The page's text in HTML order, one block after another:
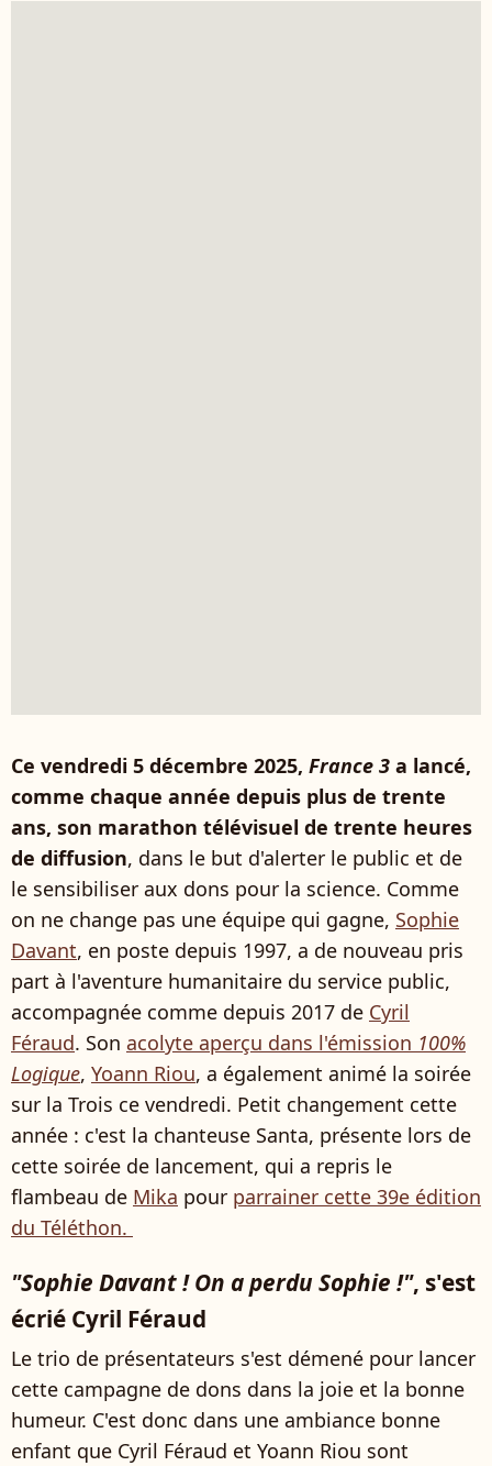
Ce vendredi 5 décembre 2025, France 3 a lancé,
comme chaque année depuis plus de trente
ans, son marathon télévisuel de trente heures
de diffusion, dans le but d'alerter le public et de
le sensibiliser aux dons pour la science. Comme
on ne change pas une équipe qui gagne, Sophie
Davant, en poste depuis 1997, a de nouveau pris
part à l'aventure humanitaire du service public,
accompagnée comme depuis 2017 de Cyril
Féraud. Son acolyte aperçu dans l'émission 100%
Logique, Yoann Riou, a également animé la soirée
sur la Trois ce vendredi. Petit changement cette
année : c'est la chanteuse Santa, présente lors de
cette soirée de lancement, qui a repris le
flambeau de Mika pour parrainer cette 39e édition
du Téléthon.
"Sophie Davant ! On a perdu Sophie !", s'est
écrié Cyril Féraud
Le trio de présentateurs s'est démené pour lancer
cette campagne de dons dans la joie et la bonne
humeur. C'est donc dans une ambiance bonne
enfant que Cyril Féraud et Yoann Riou sont